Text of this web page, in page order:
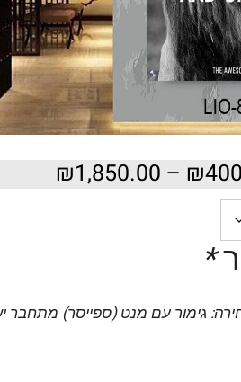
₪
–
₪1,850.00
*
גימור עם מנט (ספייסר) מתחבר